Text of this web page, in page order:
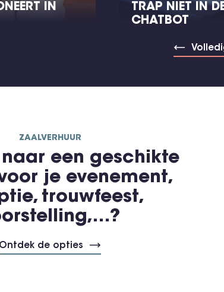
IN
TRAP NIET IN
CHATBOT
ZAALVERHUUR
een geschikte
je evenement,
trouwfeest,
Ontdek de opties